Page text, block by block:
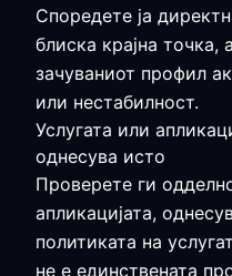
Споредете ја
блиска крајна точка,
зачуваниот профил
или нестабилност.
Услугата или
однесува исто
Проверете ги
апликацијата,
политиката на
не е единствената